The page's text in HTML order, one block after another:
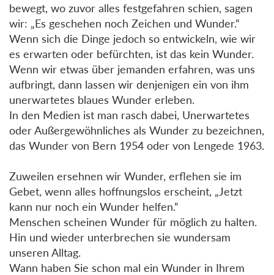
bewegt, wo zuvor alles festgefahren schien, sagen
wir: „Es geschehen noch Zeichen und Wunder.“
Wenn sich die Dinge jedoch so entwickeln, wie wir
es erwarten oder befürchten, ist das kein Wunder.
Wenn wir etwas über jemanden erfahren, was uns
aufbringt, dann lassen wir denjenigen ein von ihm
unerwartetes blaues Wunder erleben.
In den Medien ist man rasch dabei, Unerwartetes
oder Außergewöhnliches als Wunder zu bezeichnen,
das Wunder von Bern 1954 oder von Lengede 1963.
Zuweilen ersehnen wir Wunder, erflehen sie im
Gebet, wenn alles hoffnungslos erscheint, „Jetzt
kann nur noch ein Wunder helfen.“
Menschen scheinen Wunder für möglich zu halten.
Hin und wieder unterbrechen sie wundersam
unseren Alltag.
Wann haben Sie schon mal ein Wunder in Ihrem